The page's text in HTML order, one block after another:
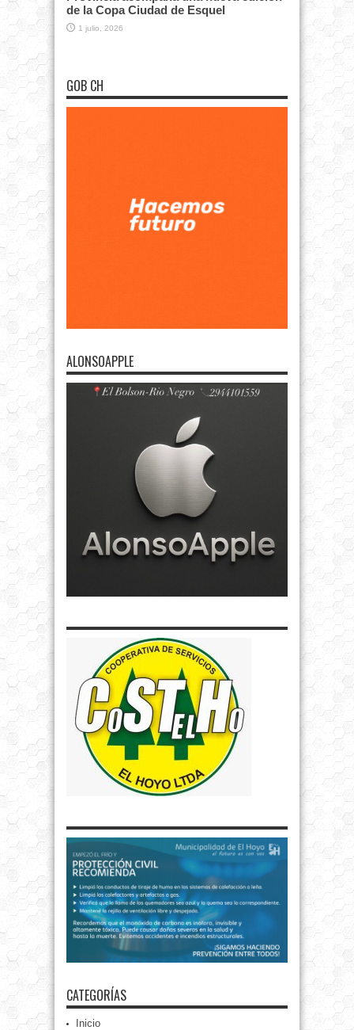
de la Copa Ciudad de Esquel
1 julio, 2026
GOB CH
ALONSOAPPLE
CATEGORÍAS
Inicio